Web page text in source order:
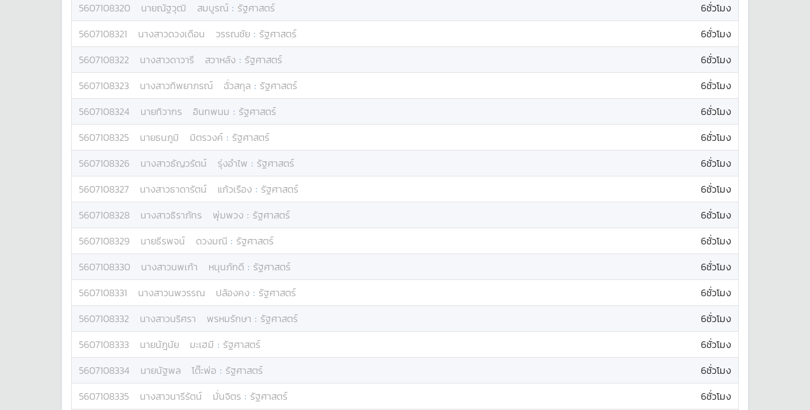
5607108320
นายณัฐวุฒิ สมบูรณ์ : รัฐศาสตร์
6ชั่วโมง
5607108321
นางสาวดวงเดือน วรรณชัย : รัฐศาสตร์
6ชั่วโมง
5607108322
นางสาวดาวารี สวาหลัง : รัฐศาสตร์
6ชั่วโมง
5607108323
นางสาวทิพยาภรณ์ ฉั่วสกุล : รัฐศาสตร์
6ชั่วโมง
5607108324
นายทิวากร อินทพนม : รัฐศาสตร์
6ชั่วโมง
5607108325
นายธนภูมิ มิตรวงค์ : รัฐศาสตร์
6ชั่วโมง
5607108326
นางสาวธัญวรัตน์ รุ่งอำไพ : รัฐศาสตร์
6ชั่วโมง
5607108327
นางสาวธาดารัตน์ แก้วเรือง : รัฐศาสตร์
6ชั่วโมง
5607108328
นางสาวธิราภัทร พุ่มพวง : รัฐศาสตร์
6ชั่วโมง
5607108329
นายธีรพจน์ ดวงมณี : รัฐศาสตร์
6ชั่วโมง
5607108330
นางสาวนพเก้า หนุนภักดี : รัฐศาสตร์
6ชั่วโมง
5607108331
นางสาวนพวรรณ ปล้องคง : รัฐศาสตร์
6ชั่วโมง
5607108332
นางสาวนริศรา พรหมรักษา : รัฐศาสตร์
6ชั่วโมง
5607108333
นายนัฎนัย มะเฮมี : รัฐศาสตร์
6ชั่วโมง
5607108334
นายนัฐพล โต๊ะพ่อ : รัฐศาสตร์
6ชั่วโมง
5607108335
นางสาวนารีรัตน์ มั่นจิตร : รัฐศาสตร์
6ชั่วโมง